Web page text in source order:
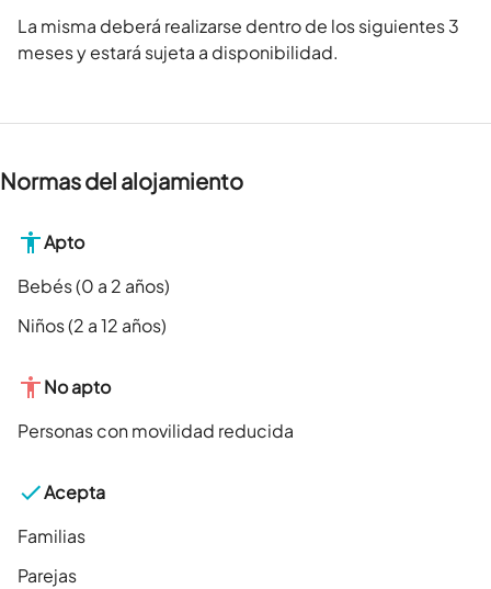
La misma deberá realizarse dentro de los siguientes 3
meses y estará sujeta a disponibilidad.
Normas del alojamiento
Apto
Bebés (0 a 2 años)
Niños (2 a 12 años)
No apto
Personas con movilidad reducida
Acepta
Familias
Parejas